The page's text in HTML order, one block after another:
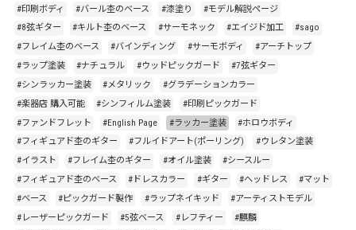
#印刷ボディ
#バール杢のベース #漆塗り
#モデル解説ページ
#8弦ギター
#キルト杢のベース #サーモネック #エイジド加工
#sago
#フレイム杢のベース
#バインディング #サーモボディ
#アーチトップ
#ラップ塗装
#ナチュラル #ウッドピックガード
#7弦ギター
#シンラッカー塗装
#メタリック
#グラデーションカラー
#楽器店 購入可能
#シンフィルム塗装
#印刷ピックガード
#ファンドフレット
#English Page #ラッカー塗装
#ホロウボディ
#フィギュアド杢のギター
#フルイドアート(ポーリング)
#ウレタン塗装
#イラスト
#フレイム杢のギター #オイル塗装
#シースルー
#フィギュアド杢のベース
#ドレスカラー #ギター #ヘッドレス
#マット
#ベース
#ピックガード製作 #ラップネイキッド
#アーティストモデル
#レーザーピックガード
#5弦ベース #レフティー
#麒麟